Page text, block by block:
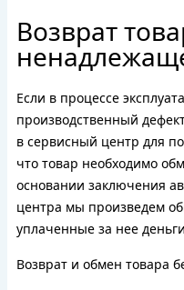
Возврат
Если в процессе
производственный
в сервисный центр для
что товар необходимо
основании заключения
центра мы произведем
уплаченные за нее
Возврат и обмен товара